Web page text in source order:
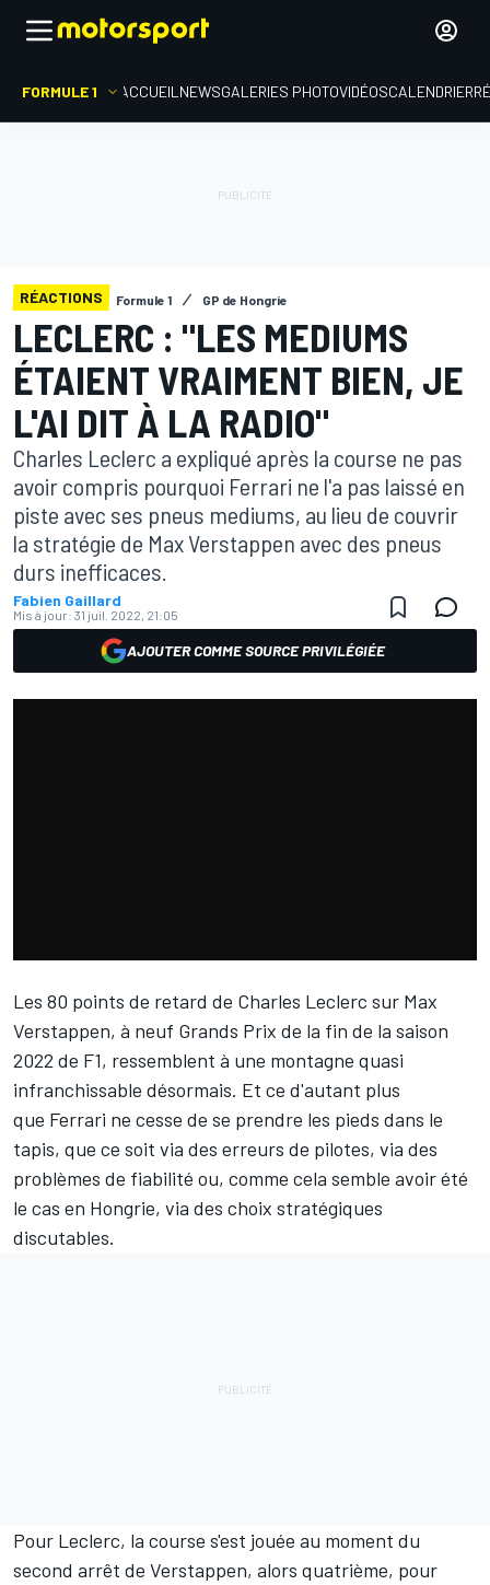
FORMULE 1 ACCUEIL NEWSGALERIES PHOTOVIDÉOSCALENDRIER
RÉACTIONS Formule 1 GP de Hongrie
LECLERC : "LES MEDIUMS
ÉTAIENT VRAIMENT BIEN, JE
L'AI DIT À LA RADIO"
Charles Leclerc a expliqué après la course ne pas
avoir compris pourquoi Ferrari ne l'a pas laissé en
piste avec ses pneus mediums, au lieu de couvrir
la stratégie de Max Verstappen avec des pneus
durs inefficaces.
Fabien Gaillard
Mis à jour: 31 juil. 2022, 21:05
AJOUTER COMME SOURCE PRIVILÉGIÉE
Les 80 points de retard de Charles Leclerc sur Max
Verstappen, à neuf Grands Prix de la fin de la saison
2022 de F1, ressemblent à une montagne quasi
infranchissable désormais. Et ce d'autant plus
que Ferrari ne cesse de se prendre les pieds dans le
tapis, que ce soit via des erreurs de pilotes, via des
problèmes de fiabilité ou, comme cela semble avoir été
le cas en Hongrie, via des choix stratégiques
discutables.
Pour Leclerc, la course s'est jouée au moment du
second arrêt de Verstappen, alors quatrième, pour